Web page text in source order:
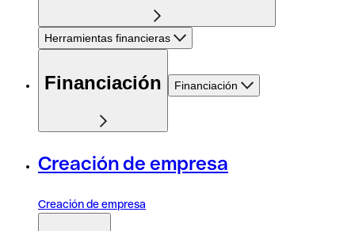
Herramientas financieras
Financiación Financiación
Creación de empresa
Creación de empresa